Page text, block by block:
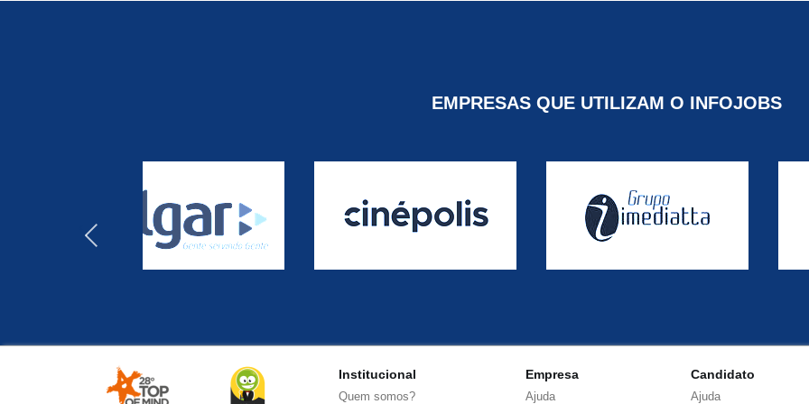
EMPRESAS QUE UTILIZAM O INFOJOBS
Institucional
Quem somos?
Empresa
Ajuda
Candidato
Ajuda